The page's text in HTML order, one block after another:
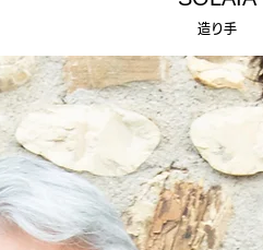
造り手